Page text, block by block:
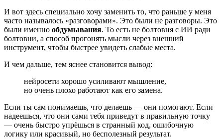
И вот здесь специально хочу заменить то, что раньше у меня
часто называлось «разговорами». Это были не разговоры. Это
были именно обдумывания. То есть не болтовня с ИИ ради
болтовни, а способ прогонять мысли через внешний
инструмент, чтобы быстрее увидеть слабые места.
И чем дальше, тем яснее становится вывод:
нейросети хорошо усиливают мышление,
но очень плохо работают как его замена.
Если ты сам понимаешь, что делаешь — они помогают. Если
надеешься, что они сами тебя приведут в правильную точку
— очень быстро упрёшься в странный код, ошибочную
логику или красивый, но бесполезный результат.